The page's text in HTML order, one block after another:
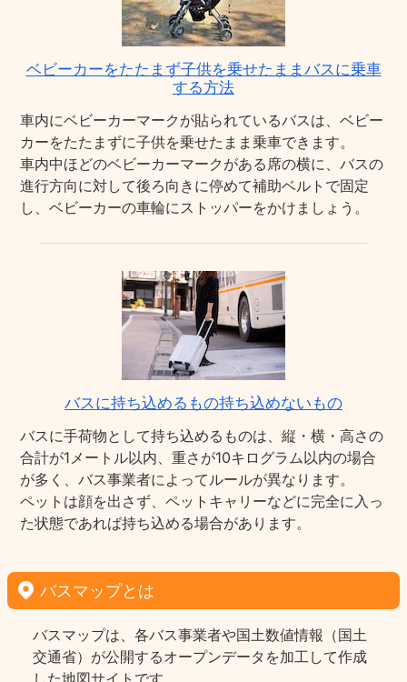
ベビーカーをたたまず子供を乗せたままバスに乗車
する方法
車内にベビーカーマークが貼られているバスは、ベビー
カーをたたまずに子供を乗せたまま乗車できます。
車内中ほどのベビーカーマークがある席の横に、バスの
進行方向に対して後ろ向きに停めて補助ベルトで固定
し、ベビーカーの車輪にストッパーをかけましょう。
バスに持ち込めるもの持ち込めないもの
バスに手荷物として持ち込めるものは、縦・横・高さの
合計が1メートル以内、重さが10キログラム以内の場合
が多く、バス事業者によってルールが異なります。
ペットは顔を出さず、ペットキャリーなどに完全に入っ
た状態であれば持ち込める場合があります。
バスマップとは
バスマップは、各バス事業者や国土数値情報（国土
交通省）が公開するオープンデータを加工して作成
した地図サイトです。